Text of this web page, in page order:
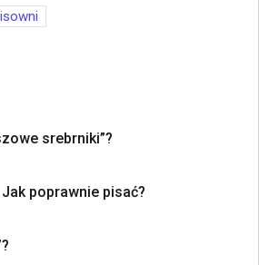
srebrniki”?
Jak poprawnie pisać?